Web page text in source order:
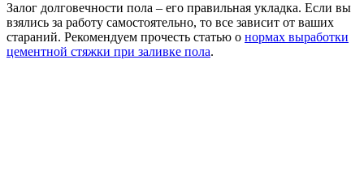
Залог долговечности пола – его правильная укладка. Если вы
взялись за работу самостоятельно, то все зависит от ваших
стараний. Рекомендуем прочесть статью о нормах выработки
цементной стяжки при заливке пола.